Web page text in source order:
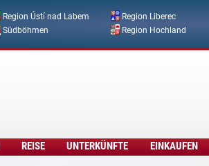
Direkt zum Inhalt
Region Ústí nad Labem Region Liberec
Südböhmen Region Hochland
REISE UNTERKÜNFTE EINKAUFEN